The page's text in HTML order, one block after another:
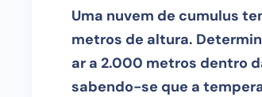
Uma nuvem de cumulus
metros de altura.
ar a 2.000 metros dentro
sabendo-se que a